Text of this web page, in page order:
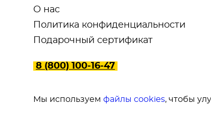
Мы используем файлы cookies, чтобы
О нас
Политика конфиденциальности
Подарочный сертификат
8 (800) 100-16-47